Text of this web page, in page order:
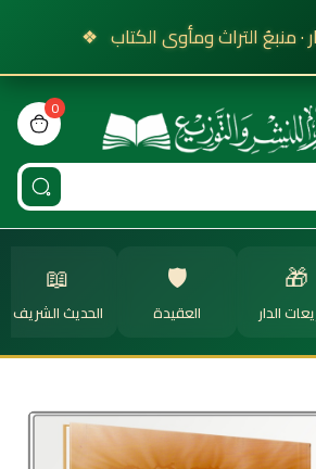
· منبعُ التراث ومأوى الكتاب ❖
0
bag
🎁
الدار
🛡️
العقيدة
📖
الحديث الشريف